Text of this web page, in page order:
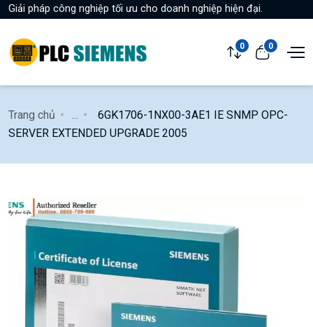
Giải pháp công nghiệp tối ưu cho doanh nghiệp hiện đại.
0 0
Trang chủ
6GK1706-1NX00-3AE1 IE SNMP OPC-
SERVER EXTENDED UPGRADE 2005